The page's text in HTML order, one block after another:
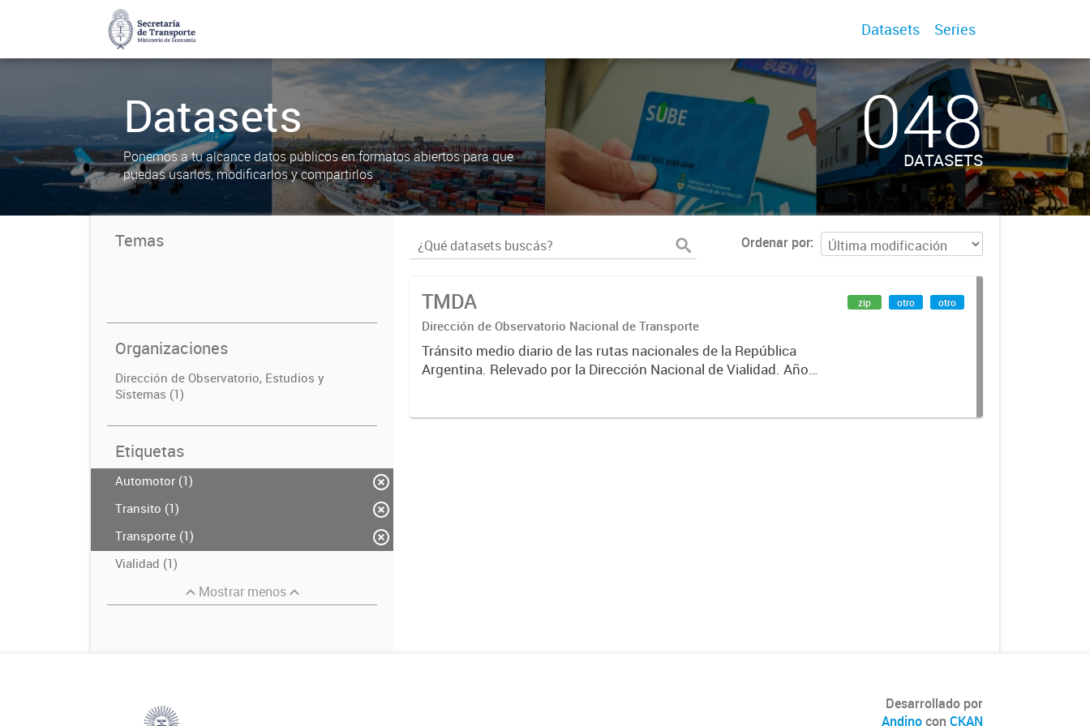
Datasets Series
Datasets
Ponemos a tu alcance datos públicos en formatos abiertos para que
puedas usarlos, modificarlos y compartirlos
048
DATASETS
Temas
Organizaciones
Dirección de Observatorio, Estudios y
Sistemas (1)
Etiquetas
Automotor (1)
Transito (1)
Transporte (1)
Vialidad (1)
Mostrar menos
Ordenar por
TMDA
Dirección de Observatorio Nacional de Transporte
Tránsito medio diario de las rutas nacionales de la República
Argentina. Relevado por la Dirección Nacional de Vialidad. Año
zip otro otro
Desarrollado por
Andinocon CKAN